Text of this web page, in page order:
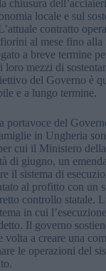
chiusura
locale e sul
contratto
al mese fino
a breve termine
mezzi di
del Governo è
e a lungo termine.
portavoce del
in Ungheria
cui il Ministero
di giugno, un
il sistema di
al profitto con un
controllo statale.
in cui
Il governo
volta a creare una
le operazioni del